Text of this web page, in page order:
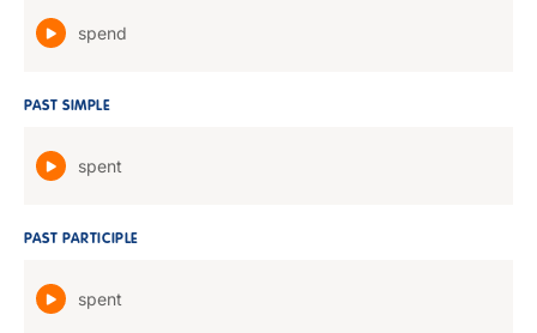
spend
PAST SIMPLE
spent
PAST PARTICIPLE
spent